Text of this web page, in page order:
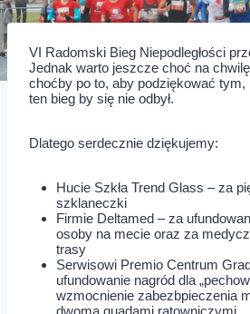
VI Radomski Bieg Niepodległości
Jednak warto jeszcze choć na
choćby po to, aby podziękować tym,
ten bieg by się nie odbył.
Dlatego serdecznie dziękujemy:
Hucie Szkła Trend Glass – za
szklaneczki
Firmie Deltamed – za
osoby na mecie oraz za
trasy
Serwisowi Premio Centrum
ufundowanie nagród dla
wzmocnienie zabezbpieczenia
dwoma quadami ratowniczymi